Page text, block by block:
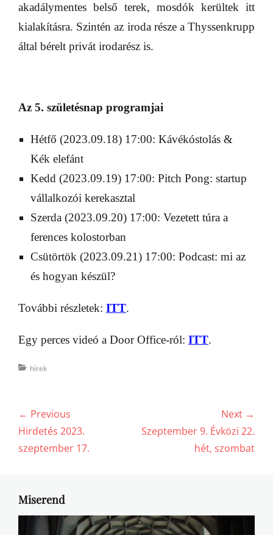
akadálymentes belső terek, mosdók kerültek itt
kialakításra. Szintén az iroda része a Thyssenkrupp
által bérelt privát irodarész is.
Az 5. születésnap programjai
Hétfő (2023.09.18) 17:00: Kávékóstolás &
Kék elefánt
Kedd (2023.09.19) 17:00: Pitch Pong: startup
vállalkozói kerekasztal
Szerda (2023.09.20) 17:00: Vezetett túra a
ferences kolostorban
Csütörtök (2023.09.21) 17:00: Podcast: mi az
és hogyan készül?
További részletek: ITT.
Egy perces videó a Door Office-ról: ITT.
Categories
hírek
Bejegyzés
navigáció
← Previous
Previous
post:
Hirdetés 2023.
szeptember 17.
Next →
Next
Szeptember 9. Évközi 22.
hét, szombat
Miserend